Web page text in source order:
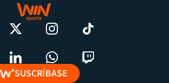
SUSCRÍBASE